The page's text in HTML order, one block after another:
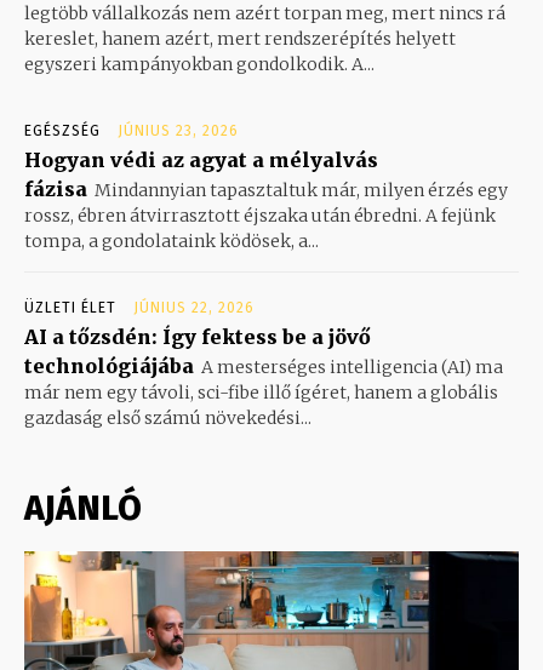
legtöbb vállalkozás nem azért torpan meg, mert nincs rá
kereslet, hanem azért, mert rendszerépítés helyett
egyszeri kampányokban gondolkodik. A...
EGÉSZSÉG JÚNIUS 23, 2026
Hogyan védi az agyat a mélyalvás
fázisa Mindannyian tapasztaltuk már, milyen érzés egy
rossz, ébren átvirrasztott éjszaka után ébredni. A fejünk
tompa, a gondolataink ködösek, a...
ÜZLETI ÉLET JÚNIUS 22, 2026
AI a tőzsdén: Így fektess be a jövő
technológiájába A mesterséges intelligencia (AI) ma
már nem egy távoli, sci-fibe illő ígéret, hanem a globális
gazdaság első számú növekedési...
AJÁNLÓ